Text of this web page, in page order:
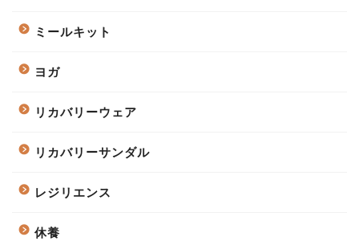
ミールキット
ヨガ
リカバリーウェア
リカバリーサンダル
レジリエンス
休養